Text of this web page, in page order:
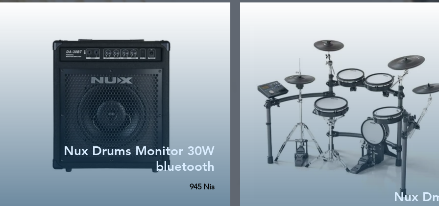
Nux Drums Monitor 30W
bluetooth
945 Nis
Nux